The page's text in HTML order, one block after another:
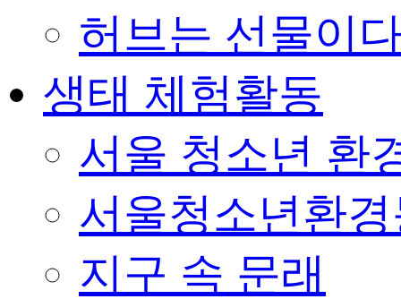
허브는 선물이
생태 체험활동
서울 청소년 환
서울청소년환
지구 속 문래